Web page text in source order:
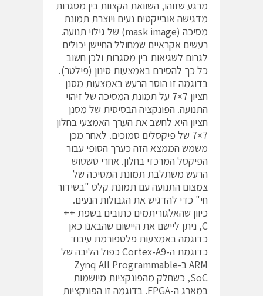
מרגע שזוהו, השוואת הקצוות בין מסגרות
מדגישה אובייקטים נעים ויוצרת תמונת
מסיכה (mask image) של גילוי תנועה.
רעשים אקראיים שמחולל החיישן יכולים
לגרום לשגיאות בין מסגרות ולכן חשוב
כל כך להסירם באמצעות סינון (פילטר).
בדוגמה זו הוסר הרעש באמצעות מסנן
חציון 7×7 על תמונת המסיכה של זיהוי
התנועה. הפונקציה הבסיסית של מסנן
חציון היא לחשב את הערך האמצעי בחלון
7×7 של פיקסלים סמוכים. לאחר מכן
משמש הממצא הזה כערך הסופי עבור
הפיקסל המרכזי בחלון. אחרי טשטוש
הרעש משתלבת תמונת המסיכה של
צמצום התנועה עם תמונת קלט "בשידור
חי" כדי להדגיש את הגבולות הנעים.
כיוון שהאלגוריתמים כתובים בשפת ++
C, ניתן ליישם את היישום שהבאנו כאן
כדוגמה באמצעות פלטפורמת עיבוד
כדוגמת ה-Cortex-A9 כפול הליבה של
ARM ב-Zynq All Programmable
SoC, כשחלק מהפונקציות מיושמות
במארג ה-FPGA. בדוגמה זו הפונקציות